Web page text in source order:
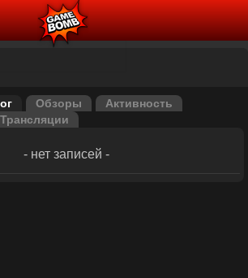
Обзоры
Активность
Трансляции
- нет записей -